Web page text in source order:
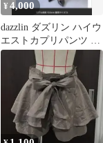
¥4,000
dazzlin ダズリン ハイウ
エストカプリパンツ S
サイズ インディゴブル